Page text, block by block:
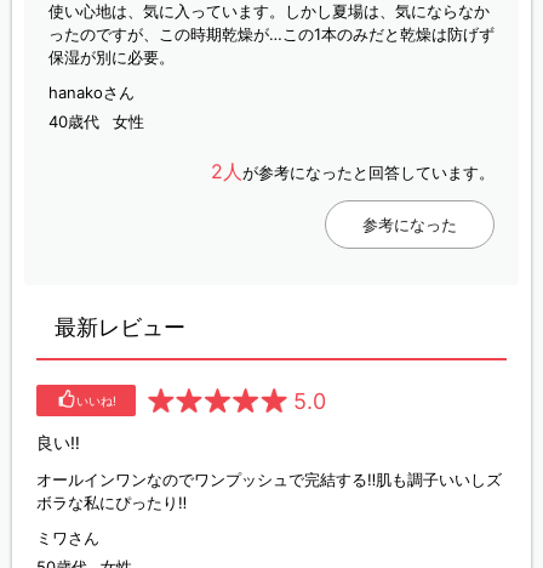
使い心地は、気に入っています。しかし夏場は、気にならなか
ったのですが、この時期乾燥が…この1本のみだと乾燥は防げず
保湿が別に必要。
hanakoさん
40歳代
女性
2人が参考になったと回答しています。
参考になった
最新レビュー
いいね! 5.0
良い‼︎
オールインワンなのでワンプッシュで完結する‼︎肌も調子いいしズ
ボラな私にぴったり‼︎
ミワさん